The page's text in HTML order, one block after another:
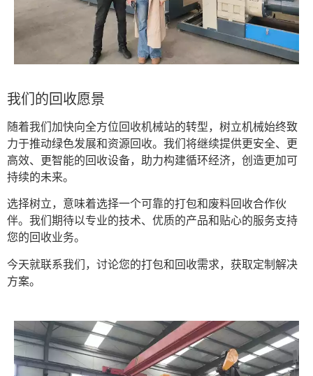
我们的回收愿景
随着我们加快向全方位回收机械站的转型，树立机械始终致
力于推动绿色发展和资源回收。我们将继续提供更安全、更
高效、更智能的回收设备，助力构建循环经济，创造更加可
持续的未来。
选择树立，意味着选择一个可靠的打包和废料回收合作伙
伴。我们期待以专业的技术、优质的产品和贴心的服务支持
您的回收业务。
今天就联系我们，讨论您的打包和回收需求，获取定制解决
方案。